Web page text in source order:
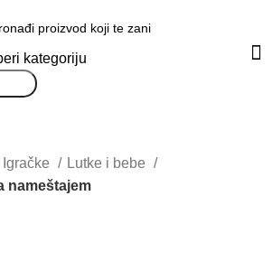
kategoriju
Igračke
Lutke i bebe
nameštajem